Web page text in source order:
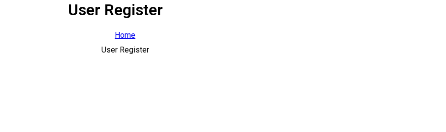
User Register
Home
User Register